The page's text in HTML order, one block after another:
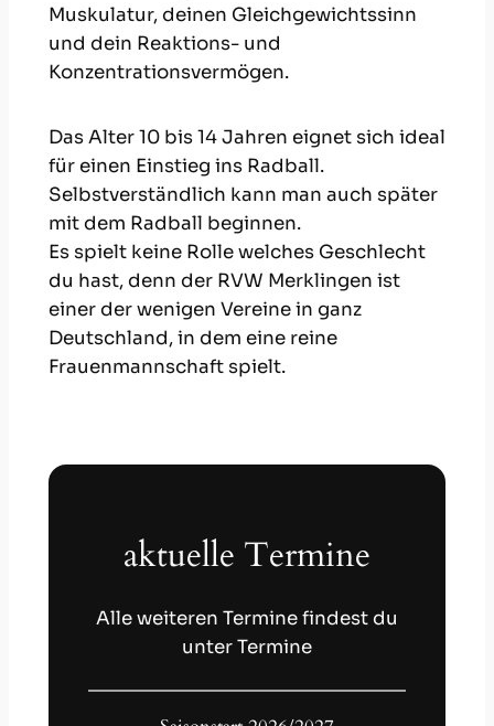
Muskulatur, deinen Gleichgewichtssinn
und dein Reaktions- und
Konzentrationsvermögen.
Das Alter 10 bis 14 Jahren eignet sich ideal
für einen Einstieg ins Radball.
Selbstverständlich kann man auch später
mit dem Radball beginnen.
Es spielt keine Rolle welches Geschlecht
du hast, denn der RVW Merklingen ist
einer der wenigen Vereine in ganz
Deutschland, in dem eine reine
Frauenmannschaft spielt.
aktuelle Termine
Alle weiteren Termine findest du
unter Termine